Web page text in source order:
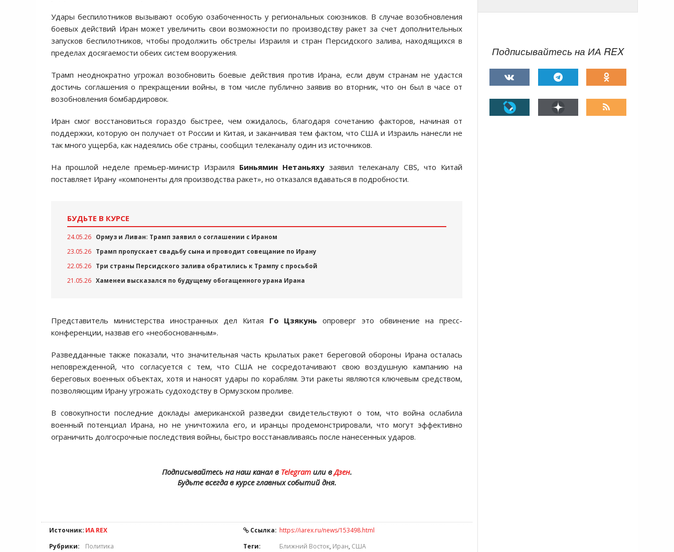
Удары беспилотников вызывают особую озабоченность у региональных союзников. В случае возобновления
боевых действий Иран может увеличить свои возможности по производству ракет за счет дополнительных
запусков беспилотников, чтобы продолжить обстрелы Израиля и стран Персидского залива, находящихся в
пределах досягаемости обеих систем вооружения.
Трамп неоднократно угрожал возобновить боевые действия против Ирана, если двум странам не удастся
достичь соглашения о прекращении войны, в том числе публично заявив во вторник, что он был в часе от
возобновления бомбардировок.
Иран смог восстановиться гораздо быстрее, чем ожидалось, благодаря сочетанию факторов, начиная от
поддержки, которую он получает от России и Китая, и заканчивая тем фактом, что США и Израиль нанесли не
так много ущерба, как надеялись обе страны, сообщил телеканалу один из источников.
На прошлой неделе премьер-министр Израиля Биньямин Нетаньяху заявил телеканалу CBS, что Китай
поставляет Ирану «компоненты для производства ракет», но отказался вдаваться в подробности.
БУДЬТЕ В КУРСЕ
24.05.26 Ормуз и Ливан: Трамп заявил о соглашении с Ираном
23.05.26 Трамп пропускает свадьбу сына и проводит совещание по Ирану
22.05.26 Три страны Персидского залива обратились к Трампу с просьбой
21.05.26 Хаменеи высказался по будущему обогащенного урана Ирана
Представитель министерства иностранных дел Китая Го Цзякунь опроверг это обвинение на пресс-
конференции, назвав его «необоснованным».
Разведданные также показали, что значительная часть крылатых ракет береговой обороны Ирана осталась
неповрежденной, что согласуется с тем, что США не сосредотачивают свою воздушную кампанию на
береговых военных объектах, хотя и наносят удары по кораблям. Эти ракеты являются ключевым средством,
позволяющим Ирану угрожать судоходству в Ормузском проливе.
В совокупности последние доклады американской разведки свидетельствуют о том, что война ослабила
военный потенциал Ирана, но не уничтожила его, и иранцы продемонстрировали, что могут эффективно
ограничить долгосрочные последствия войны, быстро восстанавливаясь после нанесенных ударов.
Подписывайтесь на наш канал в Telegramили вДзен.
Будьте всегда в курсе главных событий дня.
Источник: ИА REX Ссылка: https://iarex.ru/news/153498.html
Рубрики:
Политика Теги: Ближний Восток, Иран, США
Подписывайтесь на ИА REX